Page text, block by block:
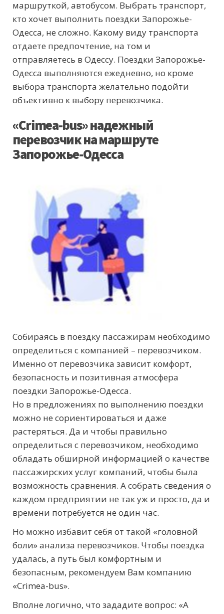
маршруткой, автобусом. Выбрать транспорт,
кто хочет выполнить поездки Запорожье-
Одесса, не сложно. Какому виду транспорта
отдаете предпочтение, на том и
отправляетесь в Одессу. Поездки Запорожье-
Одесса выполняются ежедневно, но кроме
выбора транспорта желательно подойти
объективно к выбору перевозчика.
«Сrimea-bus» надежный
перевозчик на маршруте
Запорожье-Одесса
Собираясь в поездку пассажирам необходимо
определиться с компанией – перевозчиком.
Именно от перевозчика зависит комфорт,
безопасность и позитивная атмосфера
поездки Запорожье-Одесса.
Но в предложениях по выполнению поездки
можно не сориентироваться и даже
растеряться. Да и чтобы правильно
определиться с перевозчиком, необходимо
обладать обширной информацией о качестве
пассажирских услуг компаний, чтобы была
возможность сравнения. А собрать сведения о
каждом предприятии не так уж и просто, да и
времени потребуется не один час.
Но можно избавит себя от такой «головной
боли» анализа перевозчиков. Чтобы поездка
удалась, а путь был комфортным и
безопасным, рекомендуем Вам компанию
«Сrimea-bus».
Вполне логично, что зададите вопрос: «А